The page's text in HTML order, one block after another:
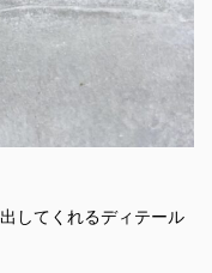
してくれるディテール